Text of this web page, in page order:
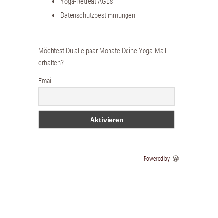
Datenschutzbestimmungen
Möchtest Du alle paar Monate Deine Yoga-Mail
erhalten?
Email
Powered by